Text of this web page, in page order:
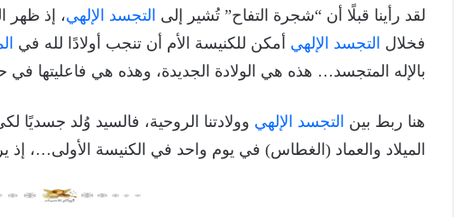
لقد رأينا قبلًا أن “شجرة التفاح” تُشير إلى التجسد الإلهي
فخلال التجسد الإلهي أمكن للكنيسة الأم أن تنجب أولادًا لله في
بالإله المتجسد… هذه هي الولادة الجديدة، وهذه هي فاعليتها في
هنا ربط بين التجسد الإلهي وولادتنا الروحية، فالسيد وُلد جسديًا
الميلاد والعماد (الغطاس) في يوم واحد في الكنيسة الأولى…، إذ